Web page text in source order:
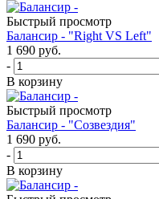
Быстрый просмотр
Балансир - "Right VS Left"
1 690 руб.
-
В корзину
Быстрый просмотр
Балансир - "Созвездия"
1 690 руб.
-
В корзину